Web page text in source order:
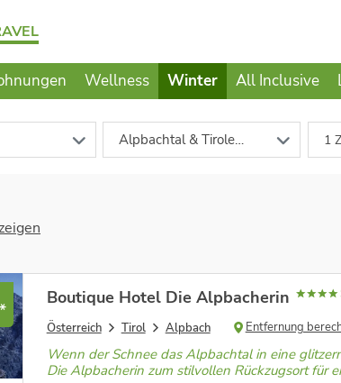
Wellness Winter All Inclusive
Alpbachtal & Tiroler Seenland 1
*
Boutique Hotel Die Alpbacherin
Österreich Tirol Alpbach Entfernung
Wenn der Schnee das Alpbachtal in eine
Die Alpbacherin zum stilvollen Rückzugsort für